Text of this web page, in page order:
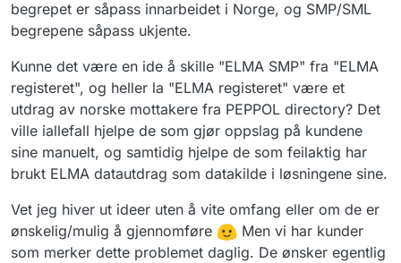
begrepet er såpass innarbeidet i Norge, og SMP/SML
begrepene såpass ukjente.
Kunne det være en ide å skille "ELMA SMP" fra "ELMA
registeret", og heller la "ELMA registeret" være et
utdrag av norske mottakere fra PEPPOL directory? Det
ville iallefall hjelpe de som gjør oppslag på kundene
sine manuelt, og samtidig hjelpe de som feilaktig har
brukt ELMA datautdrag som datakilde i løsningene sine.
Vet jeg hiver ut ideer uten å vite omfang eller om de er
ønskelig/mulig å gjennomføre
Men vi har kunder
som merker dette problemet daglig. De ønsker egentlig